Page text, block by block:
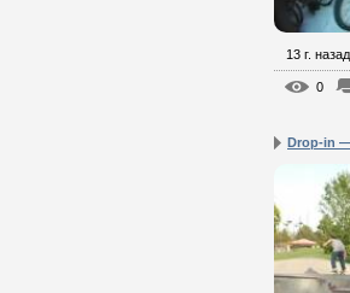
13 г. назад
0
Drop-in